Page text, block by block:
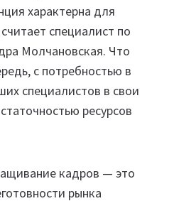
характерна для
специалист по
Молчановская. Что
с потребностью в
специалистов в свои
ресурсов
кадров — это
рынка